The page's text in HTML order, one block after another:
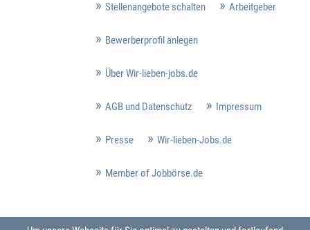
Stellenangebote schalten Arbeitgeber
Bewerberprofil anlegen
Über Wir-lieben-jobs.de
AGB und Datenschutz Impressum
Presse Wir-lieben-Jobs.de
Member of Jobbörse.de